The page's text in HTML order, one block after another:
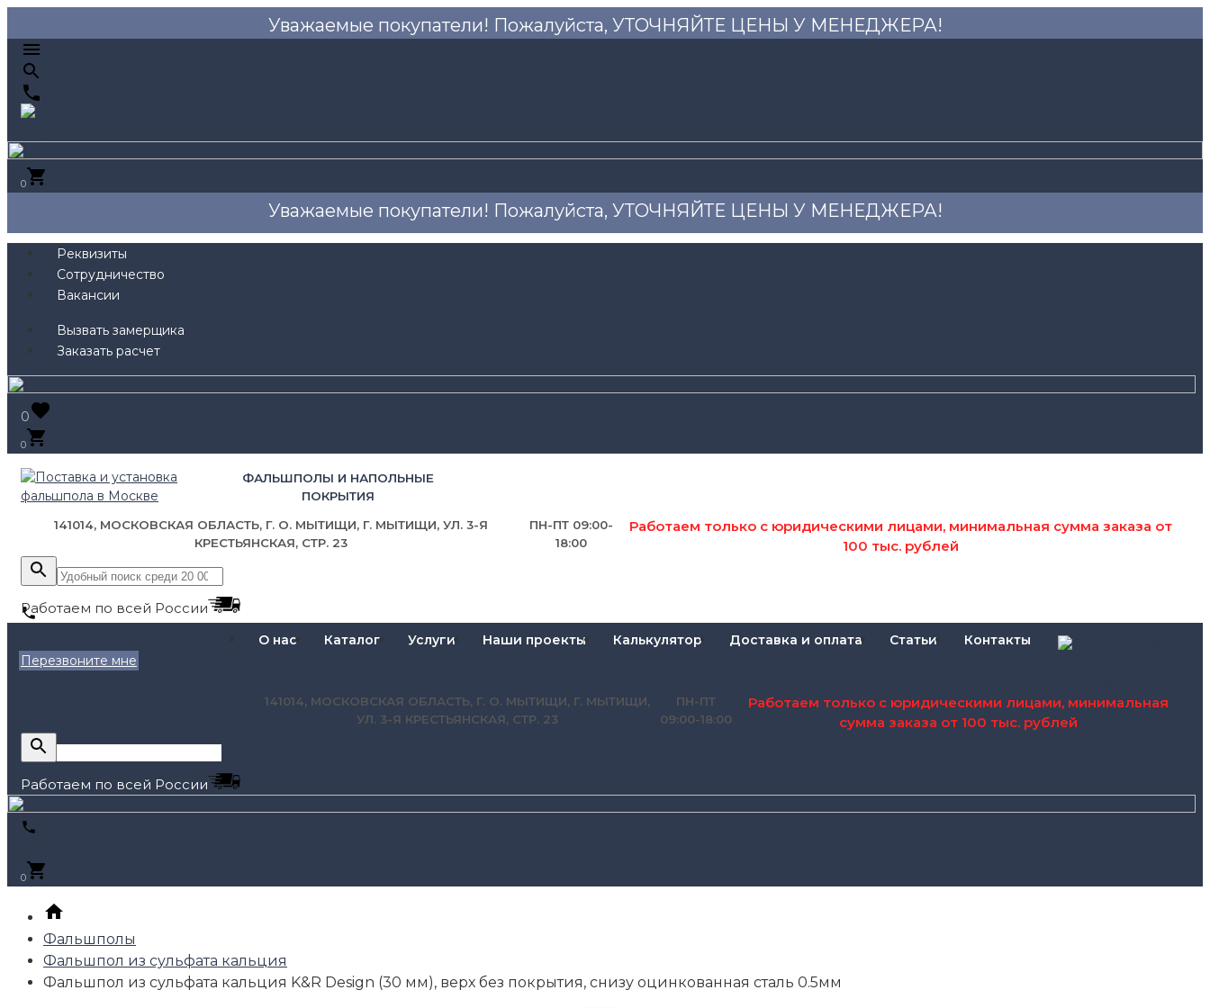
Уважаемые покупатели! Пожалуйста, УТОЧНЯЙТЕ ЦЕНЫ У МЕНЕДЖЕРА!
0
Уважаемые покупатели! Пожалуйста, УТОЧНЯЙТЕ ЦЕНЫ У МЕНЕДЖЕРА!
Реквизиты
Сотрудничество
Вакансии
Вызвать замерщика
Заказать расчет
0
0
ФАЛЬШПОЛЫ И НАПОЛЬНЫЕ
ПОКРЫТИЯ
141014, МОСКОВСКАЯ ОБЛАСТЬ, Г. О. МЫТИЩИ, Г. МЫТИЩИ, УЛ. 3-Я
КРЕСТЬЯНСКАЯ, СТР. 23
ПН-ПТ 09:00-
18:00
Работаем только с юридическими лицами, минимальная сумма заказа от
100 тыс. рублей
Работаем по всей России
Перезвоните мне
О нас Каталог Услуги Наши проекты Калькулятор Доставка и оплата Статьи Контакты
141014, МОСКОВСКАЯ ОБЛАСТЬ, Г. О. МЫТИЩИ, Г. МЫТИЩИ,
УЛ. 3-Я КРЕСТЬЯНСКАЯ, СТР. 23
ПН-ПТ
09:00-18:00
Работаем только с юридическими лицами, минимальная
сумма заказа от 100 тыс. рублей
Работаем по всей России
0
Фальшполы
Фальшпол из сульфата кальция
Фальшпол из сульфата кальция K&R Design (30 мм), верх без покрытия, снизу оцинкованная сталь 0.5мм